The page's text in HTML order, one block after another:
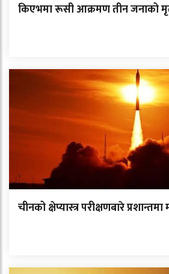
किएभमा रूसी आक्रमण तीन जनाको
चीनको क्षेप्यास्त्र परीक्षणबारे